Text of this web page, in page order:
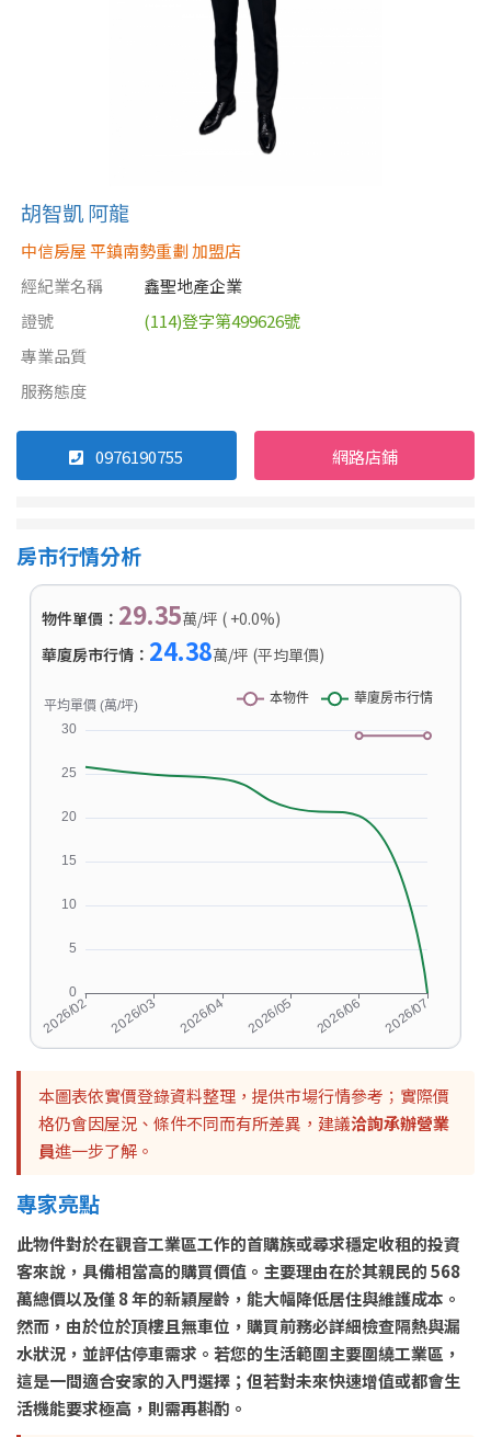
胡智凱 阿龍
中信房屋 平鎮南勢重劃 加盟店
經紀業名稱
鑫聖地產企業
證號
(114)登字第499626號
專業品質
服務態度
0976190755 網路店鋪
房市行情分析
物件單價： 29.35萬/坪 ( +0.0%)
華廈房市行情： 24.38萬/坪 (平均單價)
本圖表依實價登錄資料整理，提供市場行情參考；實際價
格仍會因屋況、條件不同而有所差異，建議洽詢承辦營業
員進一步了解。
專家亮點
此物件對於在觀音工業區工作的首購族或尋求穩定收租的投資
客來說，具備相當高的購買價值。主要理由在於其親民的 568
萬總價以及僅 8 年的新穎屋齡，能大幅降低居住與維護成本。
然而，由於位於頂樓且無車位，購買前務必詳細檢查隔熱與漏
水狀況，並評估停車需求。若您的生活範圍主要圍繞工業區，
這是一間適合安家的入門選擇；但若對未來快速增值或都會生
活機能要求極高，則需再斟酌。